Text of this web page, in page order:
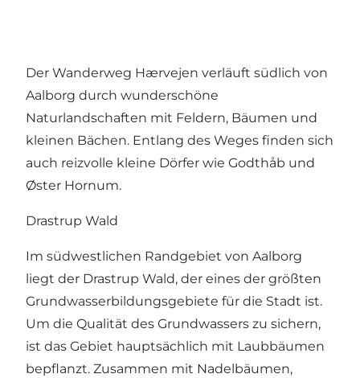
Der Wanderweg Hærvejen verläuft südlich von
Aalborg durch wunderschöne
Naturlandschaften mit Feldern, Bäumen und
kleinen Bächen. Entlang des Weges finden sich
auch reizvolle kleine Dörfer wie Godthåb und
Øster Hornum.
Drastrup Wald
Im südwestlichen Randgebiet von Aalborg
liegt der Drastrup Wald, der eines der größten
Grundwasserbildungsgebiete für die Stadt ist.
Um die Qualität des Grundwassers zu sichern,
ist das Gebiet hauptsächlich mit Laubbäumen
bepflanzt. Zusammen mit Nadelbäumen,